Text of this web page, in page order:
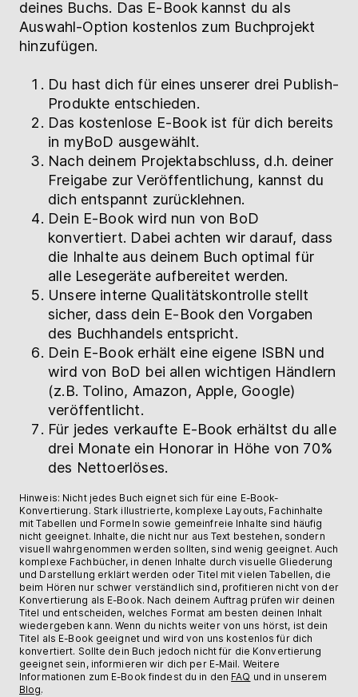
deines Buchs. Das E-Book kannst du als
Auswahl-Option kostenlos zum Buchprojekt
hinzufügen.
Du hast dich für eines unserer drei Publish-
Produkte entschieden.
Das kostenlose E-Book ist für dich bereits
in myBoD ausgewählt.
Nach deinem Projektabschluss, d.h. deiner
Freigabe zur Veröffentlichung, kannst du
dich entspannt zurücklehnen.
Dein E-Book wird nun von BoD
konvertiert. Dabei achten wir darauf, dass
die Inhalte aus deinem Buch optimal für
alle Lesegeräte aufbereitet werden.
Unsere interne Qualitätskontrolle stellt
sicher, dass dein E-Book den Vorgaben
des Buchhandels entspricht.
Dein E-Book erhält eine eigene ISBN und
wird von BoD bei allen wichtigen Händlern
(z.B. Tolino, Amazon, Apple, Google)
veröffentlicht.
Für jedes verkaufte E-Book erhältst du alle
drei Monate ein Honorar in Höhe von 70%
des Nettoerlöses.
Hinweis: Nicht jedes Buch eignet sich für eine E-Book-
Konvertierung. Stark illustrierte, komplexe Layouts, Fachinhalte
mit Tabellen und Formeln sowie gemeinfreie Inhalte sind häufig
nicht geeignet. Inhalte, die nicht nur aus Text bestehen, sondern
visuell wahrgenommen werden sollten, sind wenig geeignet. Auch
komplexe Fachbücher, in denen Inhalte durch visuelle Gliederung
und Darstellung erklärt werden oder Titel mit vielen Tabellen, die
beim Hören nur schwer verständlich sind, profitieren nicht von der
Konvertierung als E-Book. Nach deinem Auftrag prüfen wir deinen
Titel und entscheiden, welches Format am besten deinen Inhalt
wiedergeben kann. Wenn du nichts weiter von uns hörst, ist dein
Titel als E-Book geeignet und wird von uns kostenlos für dich
konvertiert. Sollte dein Buch jedoch nicht für die Konvertierung
geeignet sein, informieren wir dich per E-Mail. Weitere
Informationen zum E-Book findest du in den FAQ und in unserem
Blog.